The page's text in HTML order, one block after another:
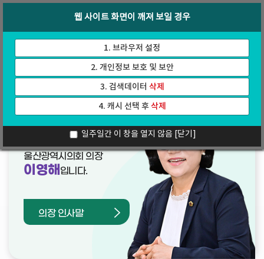
가
기
인터넷방송
웹 사이트 화면이 깨져 보일 경우
1. 브라우저 설정
2. 개인정보 보호 및 보안
3. 검색데이터 삭제
4. 캐시 선택 후삭제
일주일간 이 창을 열지 않음 [닫기]
열린의장실
울산광역시의회 의장
이영해 입니다.
의장 인사말